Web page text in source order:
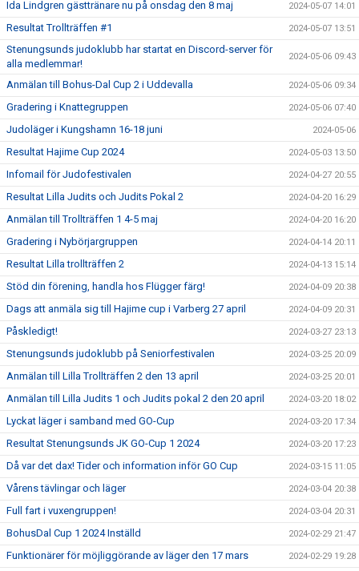
Ida Lindgren gästtränare nu på onsdag den 8 maj 2024-05-07 14:01
Resultat Trollträffen #1 2024-05-07 13:51
Stenungsunds judoklubb har startat en Discord-server för
alla medlemmar!
2024-05-06 09:43
Anmälan till Bohus-Dal Cup 2 i Uddevalla 2024-05-06 09:34
Gradering i Knattegruppen 2024-05-06 07:40
Judoläger i Kungshamn 16-18 juni 2024-05-06
Resultat Hajime Cup 2024 2024-05-03 13:50
Infomail för Judofestivalen 2024-04-27 20:55
Resultat Lilla Judits och Judits Pokal 2 2024-04-20 16:29
Anmälan till Trollträffen 1 4-5 maj 2024-04-20 16:20
Gradering i Nybörjargruppen 2024-04-14 20:11
Resultat Lilla trollträffen 2 2024-04-13 15:14
Stöd din förening, handla hos Flügger färg! 2024-04-09 20:38
Dags att anmäla sig till Hajime cup i Varberg 27 april 2024-04-09 20:31
Påskledigt! 2024-03-27 23:13
Stenungsunds judoklubb på Seniorfestivalen 2024-03-25 20:09
Anmälan till Lilla Trollträffen 2 den 13 april 2024-03-25 20:01
Anmälan till Lilla Judits 1 och Judits pokal 2 den 20 april 2024-03-20 18:02
Lyckat läger i samband med GO-Cup 2024-03-20 17:34
Resultat Stenungsunds JK GO-Cup 1 2024 2024-03-20 17:23
Då var det dax! Tider och information inför GO Cup 2024-03-15 11:05
Vårens tävlingar och läger 2024-03-04 20:38
Full fart i vuxengruppen! 2024-03-04 20:31
BohusDal Cup 1 2024 Inställd 2024-02-29 21:47
Funktionärer för möjliggörande av läger den 17 mars 2024-02-29 19:28